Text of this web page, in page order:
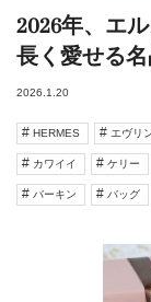
2026年、エ
長く愛せる
2026.1.20
HERMES エヴリ
カワイイ ケリー
バーキン バッグ